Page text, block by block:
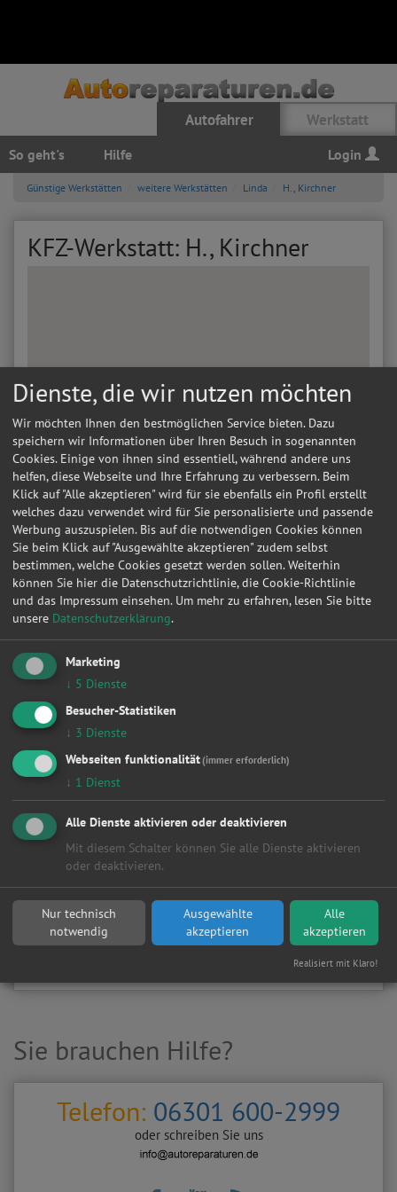
Autofahrer Werkstatt
So geht's Hilfe Login
Günstige Werkstätten weitere Werkstätten Linda H., Kirchner
KFZ-Werkstatt: H., Kirchner
Kontakt
H., Kirchner
Winkel 5A
06928
Linda
Autowerkstatt
Kundenanfragen erhalten?
▶ Werkstatt aktivieren
Sie möchten aufAutoreparaturen.dean dieseKFZ-Werkstatt
eine kostenlose und unverbindliche Reparaturanfrage
stellen?
Werkstattanfrage stellen
Sie brauchen Hilfe?
Telefon: 06301 600-2999
oder schreiben Sie uns
Dienste, die wir nutzen möchten
Wir möchten Ihnen den bestmöglichen Service bieten. Dazu
speichern wir Informationen über Ihren Besuch in sogenannten
Cookies. Einige von ihnen sind essentiell, während andere uns
helfen, diese Webseite und Ihre Erfahrung zu verbessern. Beim
Klick auf "Alle akzeptieren" wird für sie ebenfalls ein Profil erstellt
welches dazu verwendet wird für Sie personalisierte und passende
Werbung auszuspielen. Bis auf die notwendigen Cookies können
Sie beim Klick auf "Ausgewählte akzeptieren" zudem selbst
bestimmen, welche Cookies gesetzt werden sollen. Weiterhin
können Sie hier die Datenschutzrichtlinie, die Cookie-Richtlinie
und das Impressum einsehen. Um mehr zu erfahren, lesen Sie bitte
unsere Datenschutzerklärung.
Marketing
↓ 5 Dienste
Besucher-Statistiken
↓ 3 Dienste
Webseiten funktionalität(immer erforderlich)
↓ 1 Dienst
Alle Dienste aktivieren oder deaktivieren
Mit diesem Schalter können Sie alle Dienste aktivieren
oder deaktivieren.
Nur technisch
notwendig
Ausgewählte
akzeptieren
Alle
akzeptieren
Realisiert mit Klaro!